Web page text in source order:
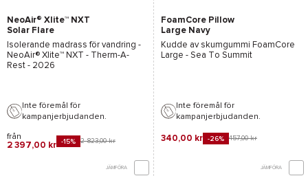
NeoAir® Xlite™ NXT
Solar Flare
Isolerande madrass för vandring -
NeoAir® Xlite™ NXT - Therm-A-
Rest - 2026
Inte föremål för
kampanjerbjudanden.
från
2 397,00 kr -15% 2 823,00 kr
JÄMFÖRA
FoamCore Pillow
Large Navy
Kudde av skumgummi FoamCore
Large - Sea To Summit
Inte föremål för
kampanjerbjudanden.
340,00 kr -26% 457,00 kr
JÄMFÖRA